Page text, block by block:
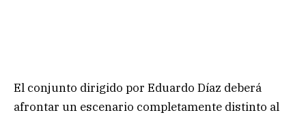
El conjunto dirigido por Eduardo Díaz deberá
afrontar un escenario completamente distinto al